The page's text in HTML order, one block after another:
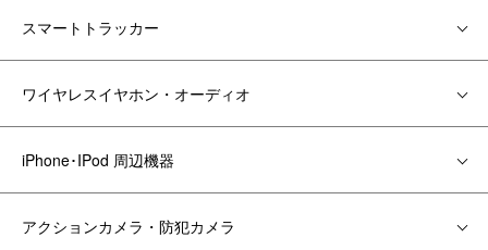
スマートトラッカー
ワイヤレスイヤホン・オーディオ
iPhone･IPod 周辺機器
アクションカメラ・防犯カメラ